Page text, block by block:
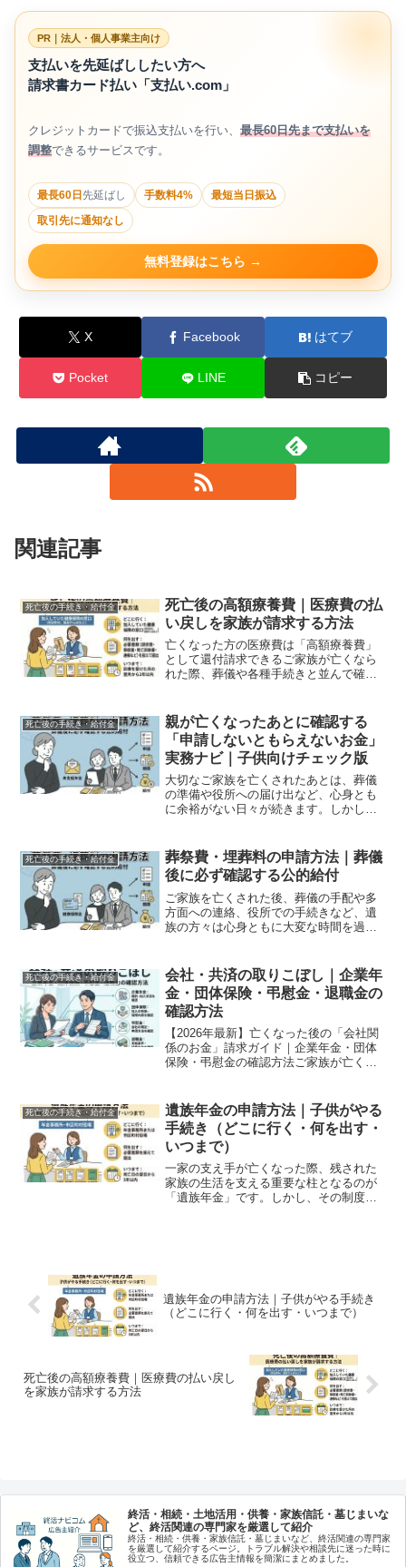
PR｜法人・個人事業主向け
支払いを先延ばししたい方へ
請求書カード払い「支払い.com」
クレジットカードで振込支払いを行い、 最長60日先まで支払いを
調整できるサービスです。
最長60日先延ばし 手数料4%
最短当日振込
取引先に通知なし
無料登録はこちら
X Facebook はてブ
Pocket LINE コピー
関連記事
死亡後の手続き・給付金
死亡後の高額療養費｜医療費の払
い戻しを家族が請求する方法
亡くなった方の医療費は「高額療養費」
として還付請求できるご家族が亡くなら
れた際、葬儀や各種手続きと並んで確認
軽減する「高額療養費制度」は、被保険
者本人が亡くなった後であ...
死亡後の手続き・給付金
親が亡くなったあとに確認する
「申請しないともらえないお金」
実務ナビ｜子供向けチェック版
大切なご家族を亡くされたあとは、葬儀
の準備や役所への届け出など、心身とも
に余裕がない日々が続きます。しかし、
け取ることができないお金」の存在で
す。日本には多くの公的・私...
死亡後の手続き・給付金
葬祭費・埋葬料の申請方法｜葬儀
後に必ず確認する公的給付
ご家族を亡くされた後、葬儀の手配や多
方面への連絡、役所での手続きなど、遺
族の方々は心身ともに大変な時間を過ご
る心強い味方が、公的医療保険から支給
される「葬祭費」や「埋葬...
死亡後の手続き・給付金
会社・共済の取りこぼし｜企業年
金・団体保険・弔慰金・退職金の
確認方法
【2026年最新】亡くなった後の「会社関
係のお金」請求ガイド｜企業年金・団体
保険・弔慰金の確認方法ご家族が亡くな
れがちなのが「勤務先（または元勤務
先）から支払われるお金...
死亡後の手続き・給付金
遺族年金の申請方法｜子供がやる
手続き（どこに行く・何を出す・
いつまで）
一家の支え手が亡くなった際、残された
家族の生活を支える重要な柱となるのが
「遺族年金」です。しかし、その制度は
遺族年金の申請方法｜子供がやる手続き
（どこに行く・何を出す・いつまで）
死亡後の高額療養費｜医療費の払い戻し
を家族が請求する方法
終活・相続・土地活用・供養・家族信託・墓じまいな
ど、終活関連の専門家を厳選して紹介
終活・相続・供養・家族信託・墓じまいなど、終活関連の専門家
を厳選して紹介するページ。トラブル解決や相談先に迷った時に
役立つ、信頼できる広告主情報を簡潔にまとめました。